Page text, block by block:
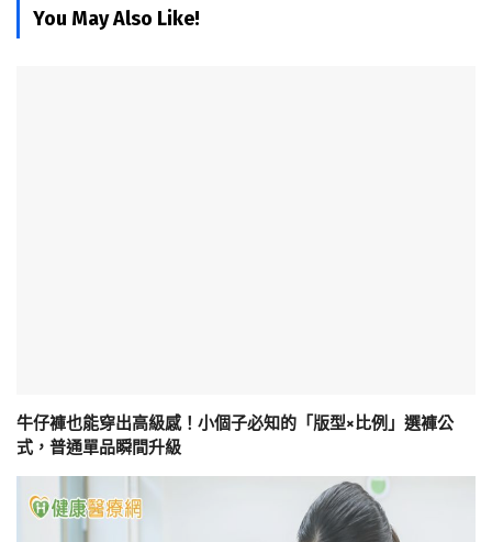
You May Also Like!
牛仔褲也能穿出高級感！小個子必知的「版型×比例」選褲公
式，普通單品瞬間升級